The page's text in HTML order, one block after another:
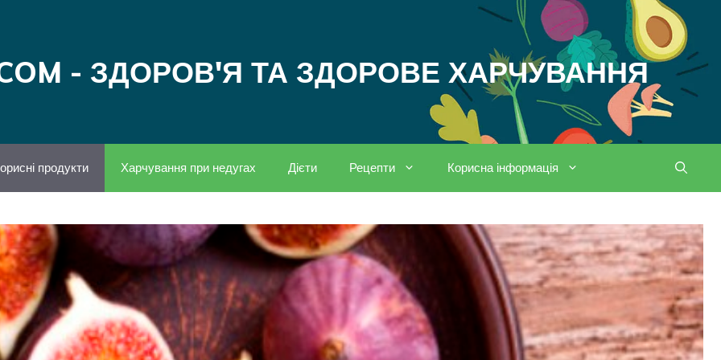
- ЗДОРОВ'Я ТА ЗДОРОВЕ ХАРЧУВАННЯ
продукти Харчування при недугах Дієти Рецепти Корисна інформація